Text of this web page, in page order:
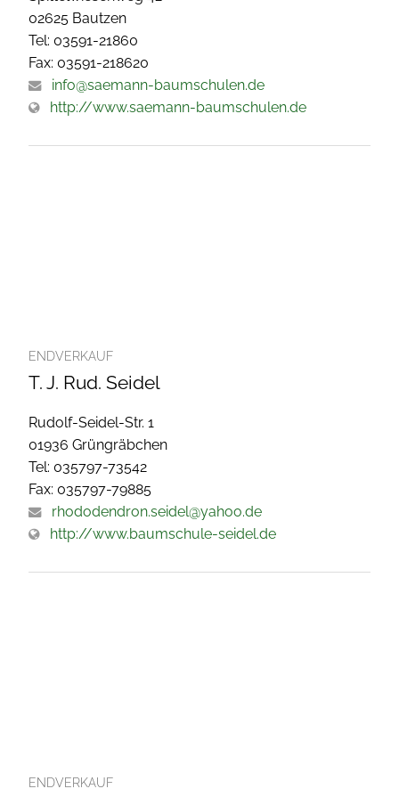
02625 Bautzen
Tel: 03591-21860
Fax: 03591-218620
info@saemann-baumschulen.de
http://www.saemann-baumschulen.de
ENDVERKAUF
T. J. Rud. Seidel
Rudolf-Seidel-Str. 1
01936 Grüngräbchen
Tel: 035797-73542
Fax: 035797-79885
rhododendron.seidel@yahoo.de
http://www.baumschule-seidel.de
ENDVERKAUF